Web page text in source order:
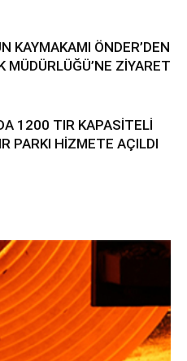
KAYMAKAMI ÖNDER’DEN
MÜDÜRLÜĞÜ’NE ZİYARET
1200 TIR KAPASİTELİ
PARKI HİZMETE AÇILDI